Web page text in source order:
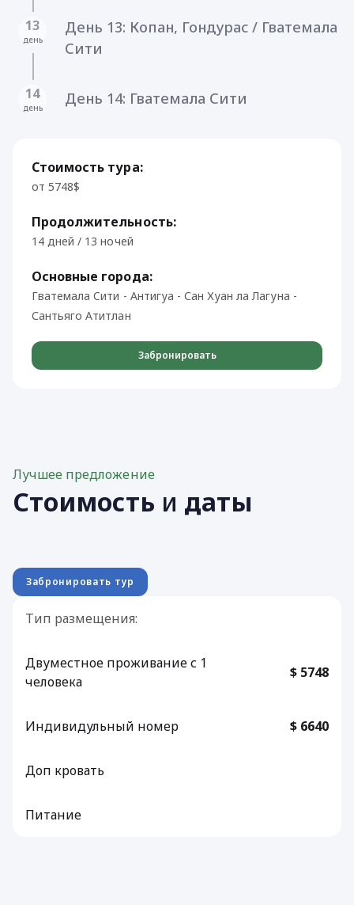
13
день
День 13: Копан, Гондурас / Гватемала
Cити
14
день День 14: Гватемала Cити
Стоимость тура:
от 5748$
Продолжительность:
14 дней / 13 ночей
Основные города:
Гватемала Cити - Антигуа - Сан Хуан ла Лагуна -
Сантьяго Атитлан
Забронировать
Тип размещения:
Двуместное проживание с 1
человека
$ 5748
Индивидульный номер $ 6640
Доп кровать
Питание
Лучшее предложение
Стоимость и даты
Забронировать тур